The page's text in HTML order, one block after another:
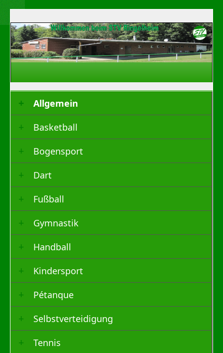
Allgemein
Basketball
Bogensport
Dart
Fußball
Gymnastik
Handball
Kindersport
Pétanque
Selbstverteidigung
Tennis